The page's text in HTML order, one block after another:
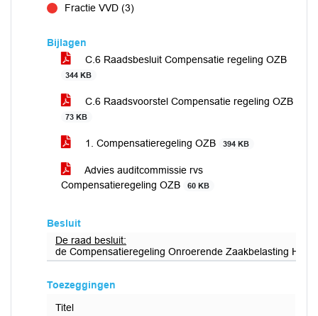
Fractie VVD (3)
Bijlagen
C.6 Raadsbesluit Compensatie regeling OZB
344 KB
C.6 Raadsvoorstel Compensatie regeling OZB
73 KB
1. Compensatieregeling OZB 394 KB
Advies auditcommissie rvs
Compensatieregeling OZB
60 KB
Besluit
De raad besluit:
de Compensatieregeling Onroerende Zaakbelasting
Toezeggingen
Titel